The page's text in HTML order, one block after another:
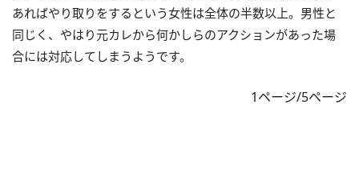
あればやり取りをするという女性は全体の半数以上。男性と
同じく、やはり元カレから何かしらのアクションがあった場
合には対応してしまうようです。
1ページ/5ページ